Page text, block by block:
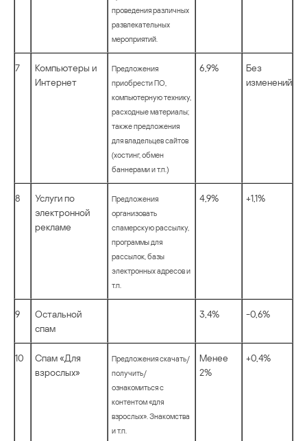
проведения различных
развлекательных
мероприятий.
7
Компьютеры и
Интернет
Предложения
приобрести ПО,
компьютерную технику,
расходные материалы;
также предложения
для владельцев сайтов
(хостинг, обмен
баннерами и т.п.)
6,9%
Без
изменений
8
Услуги по
электронной
рекламе
Предложения
организовать
спамерскую рассылку,
программы для
рассылок, базы
электронных адресов и
т.п.
4,9% +1,1%
9
Остальной
спам
3,4% -0,6%
10
Спам «Для
взрослых»
Предложения скачать/
получить/
ознакомиться с
контентом «для
взрослых». Знакомства
и т.п.
Менее
2%
+0,4%